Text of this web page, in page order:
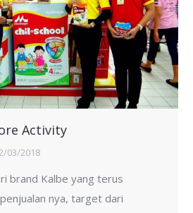
Activity
03/2018
brand Kalbe yang terus
nya, target dari